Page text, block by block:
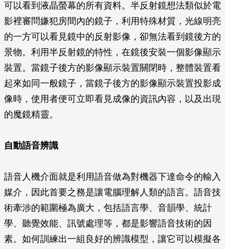
可以看到液晶螢幕的所有資料。半反射鏡想法類似於電
影裡審問嫌犯房間內的鏡子，利用特殊材質，光線明亮
的一方可以看見鏡中的反射影像，卻無法看到鏡後方的
景物。利用半反射鏡的特性，在鏡後安裝一個影像顯示
裝置。當鏡子後方的影像顯示裝置關閉時，整體裝置看
起來如同一般鏡子，當鏡子後方的影像顯示裝置投影成
像時，使用者便可立即看見成像的資訊內容，以及出現
的魔鏡精靈。
自動語音辨識
語音人機介面就是利用語音做為對機器下達命令的輸入
媒介，因此首要之務是讓電腦理解人類的語言。語音技
術牽涉的範圍極為廣大，包括語言學、音韻學、統計
學、聽覺效能、訊號處理等，都是影響語音技術的因
素。如何訓練出一組良好的辨識模型，讓它可以模擬各